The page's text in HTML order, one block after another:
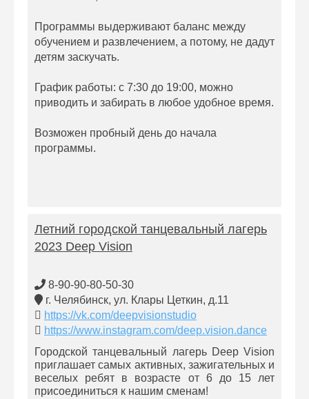
Программы выдерживают баланс между
обучением и развлечением, а потому, не дадут
детям заскучать.
График работы: с 7:30 до 19:00, можно
приводить и забирать в любое удобное время.
Возможен пробный день до начала
программы.
Летний городской танцевальный лагерь
2023 Deep Vision
8-90-90-80-50-30
г. Челябинск, ул. Клары Цеткин, д.11
https://vk.com/deepvisionstudio
https://www.instagram.com/deep.vision.dance
Городской танцевальный лагерь Deep Vision
приглашает самых активных, зажигательных и
веселых ребят в возрасте от 6 до 15 лет
присоединиться к нашим сменам!